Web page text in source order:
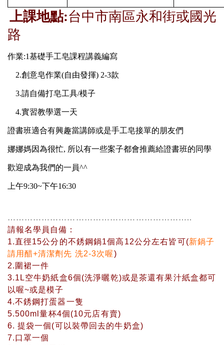
上課地點:台中市南區永和街或國光
路
作業:1基礎手工皂課程講義編寫
2.創意皂作業(自由發揮) 2-3款
3.請自備打皂工具/模子
4.實習教學選一天
證書班適合有興趣當講師或是手工皂接單的朋友們
娜娜媽因為很忙, 所以有一些案子都會推薦給證書班的同學
歡迎成為我們的一員^^
上午9:30~下午16:30
………………………………………………………..
請報名學員自備：
1.直徑15公分的不銹鋼鍋1個高12公分左右皆可(新鍋子
請用醋+清潔劑先 洗2-3次喔)
2.圍裙一件
3.1L空牛奶紙盒6個(洗淨曬乾)或是茶還有果汁紙盒都可
以喔~或是模子
4.不銹鋼打蛋器一隻
5.500ml量杯4個(10元店有賣)
6. 提袋一個(可以裝帶回去的牛奶盒)
7.口罩一個